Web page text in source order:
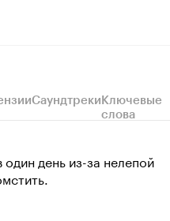
СаундтрекиКлючевые
слова
день из-за нелепой